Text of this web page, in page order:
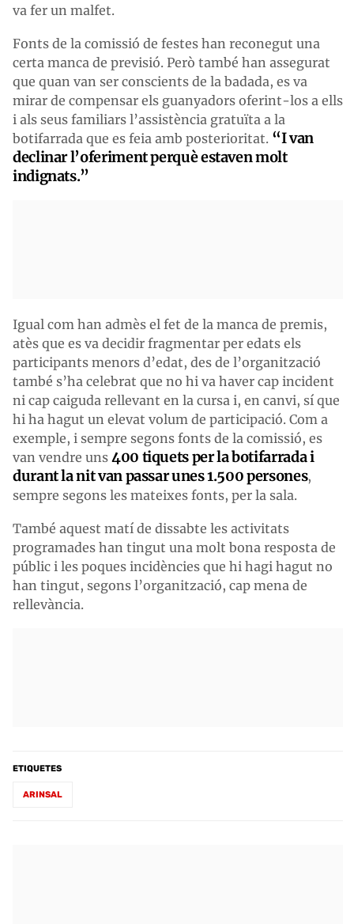
va fer un malfet.
Fonts de la comissió de festes han reconegut una
certa manca de previsió. Però també han assegurat
que quan van ser conscients de la badada, es va
mirar de compensar els guanyadors oferint-los a ells
i als seus familiars l’assistència gratuïta a la
botifarrada que es feia amb posterioritat. “I van
declinar l’oferiment perquè estaven molt
indignats.”
Igual com han admès el fet de la manca de premis,
atès que es va decidir fragmentar per edats els
participants menors d’edat, des de l’organització
també s’ha celebrat que no hi va haver cap incident
ni cap caiguda rellevant en la cursa i, en canvi, sí que
hi ha hagut un elevat volum de participació. Com a
exemple, i sempre segons fonts de la comissió, es
van vendre uns 400 tiquets per la botifarrada i
durant la nit van passar unes 1.500 persones,
sempre segons les mateixes fonts, per la sala.
També aquest matí de dissabte les activitats
programades han tingut una molt bona resposta de
públic i les poques incidències que hi hagi hagut no
han tingut, segons l’organització, cap mena de
rellevància.
ETIQUETES
ARINSAL